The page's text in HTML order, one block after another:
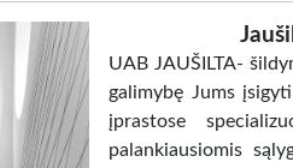
UAB JAUŠILTA-
galimybę Jums
įprastose
palankiausiomis